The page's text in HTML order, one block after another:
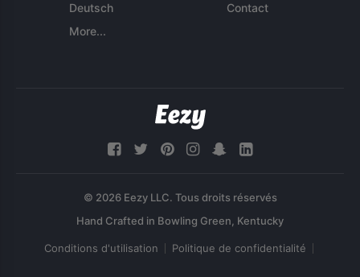
Deutsch
More...
Contact
© 2026 Eezy LLC. Tous droits réservés
Conditions d'utilisation Politique de confidentialité